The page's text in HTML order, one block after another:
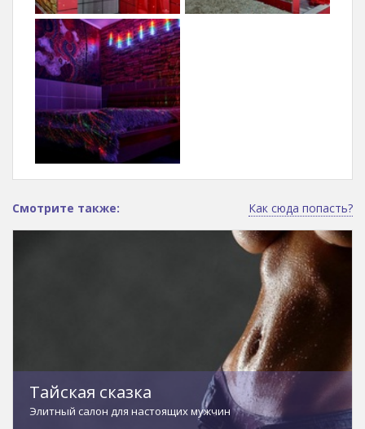
Смотрите также: Как сюда попасть?
Тайская сказка
Элитный салон для настоящих мужчин